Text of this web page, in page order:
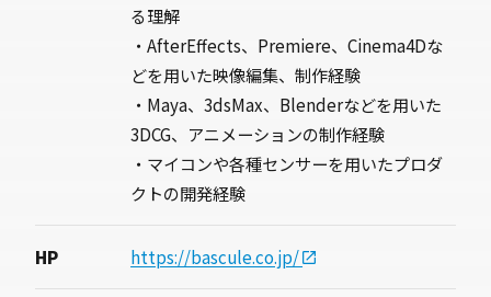
る理解
・AfterEffects、Premiere、Cinema4Dな
どを用いた映像編集、制作経験
・Maya、3dsMax、Blenderなどを用いた
3DCG、アニメーションの制作経験
・マイコンや各種センサーを用いたプロダ
クトの開発経験
HP https://bascule.co.jp/